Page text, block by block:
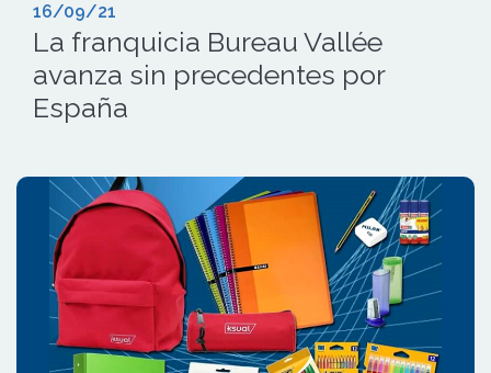
16/09/21
La franquicia Bureau Vallée
avanza sin precedentes por
España